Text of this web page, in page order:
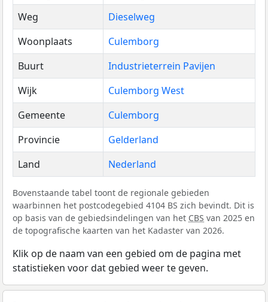
Weg
Dieselweg
Woonplaats
Culemborg
Buurt
Industrieterrein Pavijen
Wijk
Culemborg West
Gemeente
Culemborg
Provincie
Gelderland
Land
Nederland
Bovenstaande tabel toont de regionale gebieden
waarbinnen het postcodegebied 4104 BS zich bevindt. Dit is
op basis van de gebiedsindelingen van het CBS van 2025 en
de topografische kaarten van het Kadaster van 2026.
Klik op de naam van een gebied om de pagina met
statistieken voor dat gebied weer te geven.